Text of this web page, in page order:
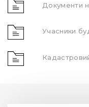
Документи
Учасники